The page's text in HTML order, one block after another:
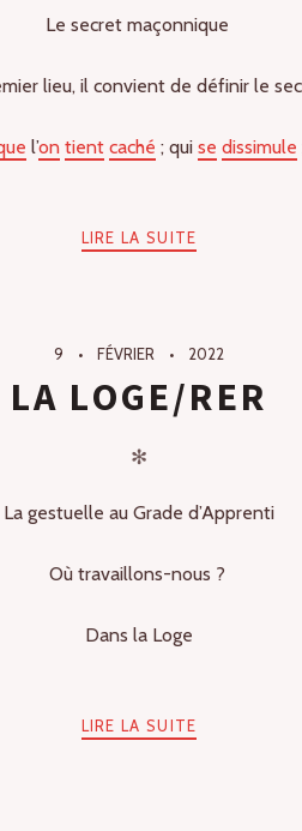
Le secret maçonnique
lieu, il convient de définir le
l’on tient caché ; qui se dissimule
LIRE LA SUITE
9 FÉVRIER 2022
LA LOGE/RER
✻
La gestuelle au Grade d’Apprenti
Où travaillons-nous ?
Dans la Loge
LIRE LA SUITE